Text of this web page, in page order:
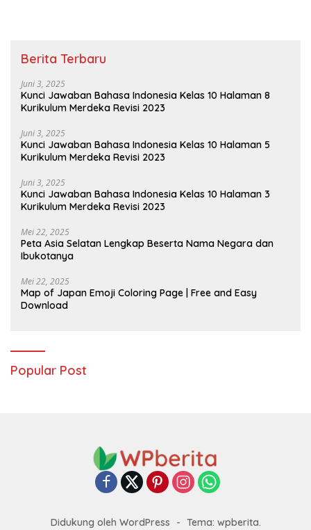
Berita Terbaru
Juni 3, 2025
Kunci Jawaban Bahasa Indonesia Kelas 10 Halaman 8
Kurikulum Merdeka Revisi 2023
Juni 3, 2025
Kunci Jawaban Bahasa Indonesia Kelas 10 Halaman 5
Kurikulum Merdeka Revisi 2023
Juni 3, 2025
Kunci Jawaban Bahasa Indonesia Kelas 10 Halaman 3
Kurikulum Merdeka Revisi 2023
Mei 22, 2025
Peta Asia Selatan Lengkap Beserta Nama Negara dan
Ibukotanya
Mei 22, 2025
Map of Japan Emoji Coloring Page | Free and Easy
Download
Popular Post
Didukung oleh WordPress - Tema: wpberita.